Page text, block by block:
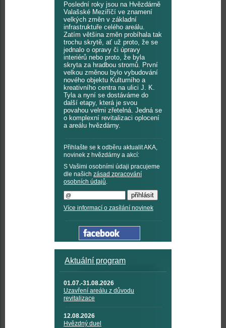
Poslední roky jsou na Hvězdárně
Valašské Meziříčí ve znamení
velkých změn v základní
infrastruktuře celého areálu.
Zatím většina změn probíhala tak
trochu skrytě, ať už proto, že se
jednalo o opravy či úpravy
interiérů nebo proto, že byla
skryta za hradbou stromů. První
velkou změnou bylo vybudování
nového objektu Kulturního a
kreativního centra na ulici J. K.
Tyla a nyní se dostáváme do
další etapy, která je svou
povahou velmi zřetelná. Jedná se
o komplexní revitalizaci oplocení
a areálu hvězdárny.
Přihlašte se k odběru aktualit AKA,
novinek z hvězdárny a akcí:
S Vašimi osobními údaji pracujeme
dle našich zásad zpracování
osobních údajů.
Více informací o zasílání novinek
Aktuální program
01.07.-31.08.2026
Uzavření areálu z důvodu
revitalizace
12.08.2026
Hvězdný duel